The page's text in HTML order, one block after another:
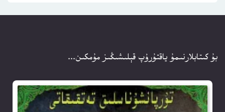
بۇ كىتابلارنىمۇ ياقتۇرۇپ قېلىشىڭىز مۇمكىن...